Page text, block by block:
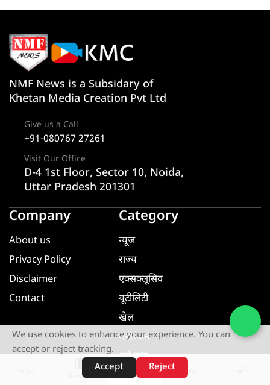
वेब स्टोरीज़
NMF News is a Subsidary of
Khetan Media Creation Pvt Ltd
Give us a Call
+91-080767 27261
Visit Our Office
D-4 1st Floor, Sector 10, Noida,
Uttar Pradesh 201301
Company
About us
Privacy Policy
Disclaimer
Contact
Category
न्यूज
राज्य
एक्सक्लूसिव
यूटीलिटी
खेल
मनोरंजन
धर्म ज्ञान
यूटीलिटी
We use cookies to enhance your experience. You can
accept or reject tracking.
Accept
Reject